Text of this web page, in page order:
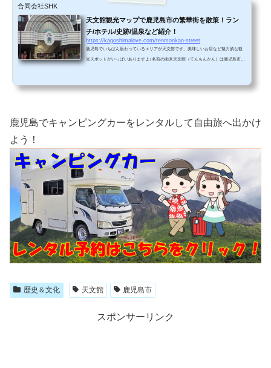
合同会社SHK
天文館観光マップで鹿児島市の繁華街を散策！ラン
チ/ホテル/史跡/温泉など紹介！
https://kagoshimalove.com/tenmonkan-street
鹿児島でいちばん賑わっているエリアが天文館です。美味しいお店など魅力的な観
光スポットがいっぱいありますよ♪名前の由来天文館（てんもんかん）は鹿児島市で
天文館アーケードマップ天文館のアーケードごとのお店がよくまとまっています。
鹿児島でキャンピングカーをレンタルして自由旅へ出かけ
よう！
歴史＆文化 天文館 鹿児島市
スポンサーリンク